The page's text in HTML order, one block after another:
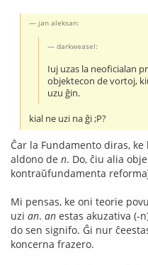
jan aleksan:
darkweasel:
Iuj uzas la neoficialan
objektecon de vortoj,
uzu ĝin.
kial ne uzi na ĝi ;P?
Ĉar la Fundamento diras,
aldono de n. Do, ĉiu alia
kontraŭfundamenta
Mi pensas, ke oni teorie
uzi an. an estas akuzativa (-
do sen signifo. Ĝi nur
koncerna frazero.